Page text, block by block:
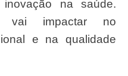
na saúde.
vai impactar no
e na qualidade